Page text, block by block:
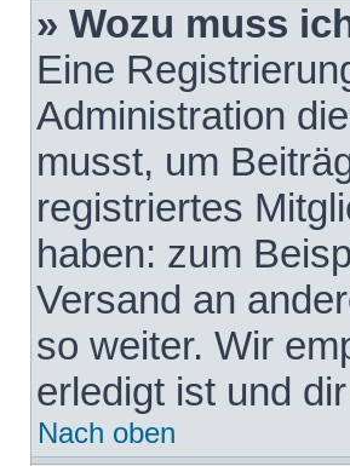
» Wozu muss
Eine
Administration
musst, um
registriertes
haben: zum
Versand an
so weiter. Wir
erledigt ist und
Nach oben